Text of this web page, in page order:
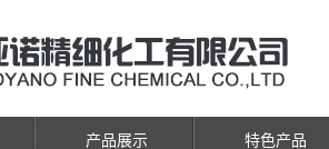
产品展示 特色产品